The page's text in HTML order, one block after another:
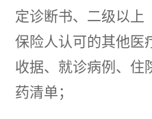
定诊断书、二级以上
保险人认可的其他医
收据、就诊病例、住
药清单；